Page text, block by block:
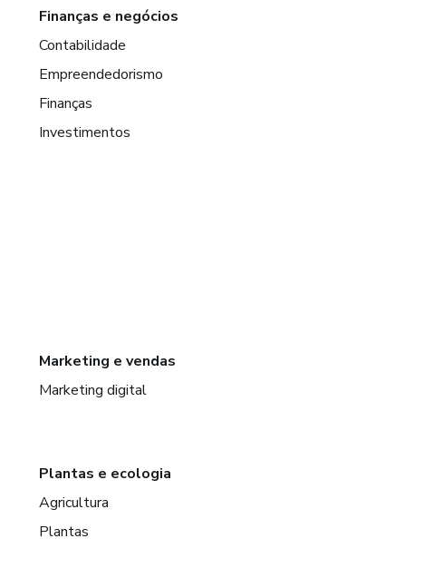
Finanças e negócios
Contabilidade
Empreendedorismo
Finanças
Investimentos
Marketing e vendas
Marketing digital
Plantas e ecologia
Agricultura
Plantas